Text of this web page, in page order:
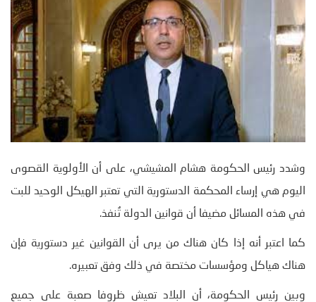
وشدد رئيس الحكومة هشام المشيشي، على أن الأولوية القصوى
اليوم هي إرساء المحكمة الدستورية التي تعتبر الهيكل الوحيد للبت
في هذه المسائل مضيفا أن قوانين الدولة تُنفذ.
كما اعتبر أنه إذا كان هناك من يرى أن القوانين غير دستورية فإن
هناك هياكل ومؤسسات مختصة في ذلك وفق تعبيره.
وبين رئيس الحكومة، أن البلاد تعيش ظروفا صعبة على جميع